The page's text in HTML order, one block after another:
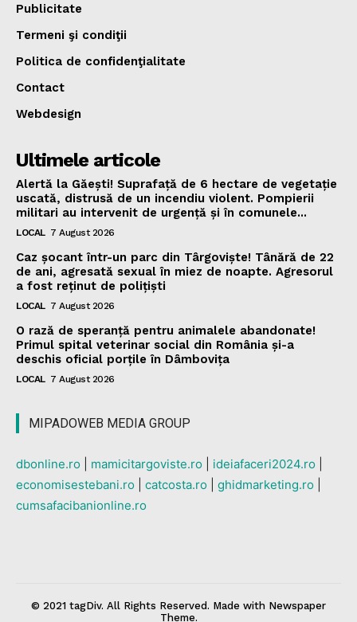
Publicitate
Termeni şi condiţii
Politica de confidenţialitate
Contact
Webdesign
Ultimele articole
Alertă la Găești! Suprafață de 6 hectare de vegetație
uscată, distrusă de un incendiu violent. Pompierii
militari au intervenit de urgență și în comunele...
LOCAL 7 August 2026
Caz șocant într-un parc din Târgoviște! Tânără de 22
de ani, agresată sexual în miez de noapte. Agresorul
a fost reținut de polițiști
LOCAL 7 August 2026
O rază de speranță pentru animalele abandonate!
Primul spital veterinar social din România și-a
deschis oficial porțile în Dâmbovița
LOCAL 7 August 2026
MIPADOWEB MEDIA GROUP
dbonline.ro mamicitargoviste.ro ideiafaceri2024.ro
economisestebani.ro
catcosta.ro ghidmarketing.ro
cumsafacibanionline.ro
© 2021 tagDiv. All Rights Reserved. Made with Newspaper
Theme.